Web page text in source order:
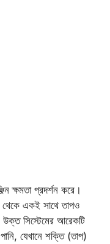
ক্ষমতা প্রদর্শন করে।
থেকে একই সাথে তাপও
উক্ত সিস্টেমের আরেকটি
যেখানে শক্তি (তাপ)